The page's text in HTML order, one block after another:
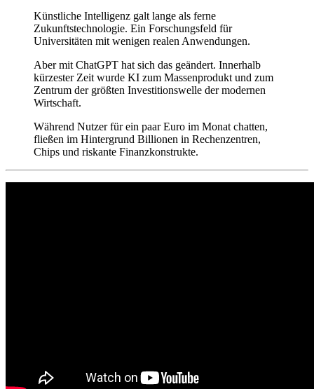
Auslöser
führt
zur
Hungersnot
Künstliche Intelligenz galt lange als ferne
Zukunftstechnologie. Ein Forschungsfeld für
Universitäten mit wenigen realen Anwendungen.
Aber mit ChatGPT hat sich das geändert. Innerhalb
kürzester Zeit wurde KI zum Massenprodukt und zum
Zentrum der größten Investitionswelle der modernen
Wirtschaft.
Während Nutzer für ein paar Euro im Monat chatten,
fließen im Hintergrund Billionen in Rechenzentren,
Chips und riskante Finanzkonstrukte.